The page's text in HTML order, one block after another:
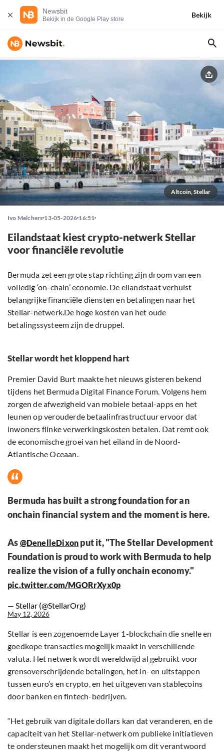
Newsbit
Bekijk in de Google Play store
Bekijk
Altcoin, Stellar
Ivo Melchers 13-05-2026 16:51
Eilandstaat kiest crypto-netwerk Stellar
voor financiële revolutie
Bermuda zet een grote stap richting zijn droom van een
volledig ‘on-chain’ economie. De eilandstaat verhuist
belangrijke financiële diensten en betalingen naar het
Stellar-netwerk.De hoge kosten van het oude
betalingssysteem zijn de druppel.
Stellar wordt het kloppend hart
Premier David Burt maakte het nieuws gisteren bekend
tijdens het Bermuda Digital Finance Forum. Volgens hem
zorgen de afwezigheid van mobiele betaal-apps en het
leunen op verouderde betaalinfrastructuur ervoor dat
inwoners flinke verwerkingskosten betalen. Dat remt ook
de economische groei van het eiland in de Noord-
Atlantische Oceaan.
Bermuda has built a strong foundation for an
onchain financial system and the moment is here.
As @DenelleDixon put it, "The Stellar Development
Foundation is proud to work with Bermuda to help
realize the vision of a fully onchain economy."
pic.twitter.com/MGORrXyx0p
— Stellar (@StellarOrg)
May 12, 2026
Stellar is een zogenoemde Layer 1-blockchain die snelle en
goedkope transacties mogelijk maakt in verschillende
valuta. Het netwerk wordt wereldwijd al gebruikt voor
grensoverschrijdende betalingen, het in- en uitstappen
tussen euro’s en crypto, en het uitgeven van stablecoins
door banken en fintech-bedrijven.
“Het gebruik van digitale dollars kan dat veranderen, en de
capaciteit van het Stellar-netwerk om publieke initiatieven
te ondersteunen maakt het mogelijk om dit verantwoord